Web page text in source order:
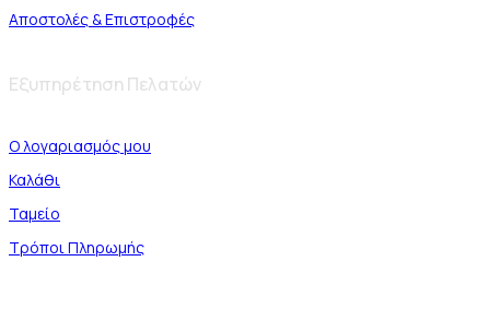
Αποστολές & Επιστροφές
Εξυπηρέτηση Πελατών
Ο λογαριασμός μου
Καλάθι
Ταμείο
Τρόποι Πληρωμής